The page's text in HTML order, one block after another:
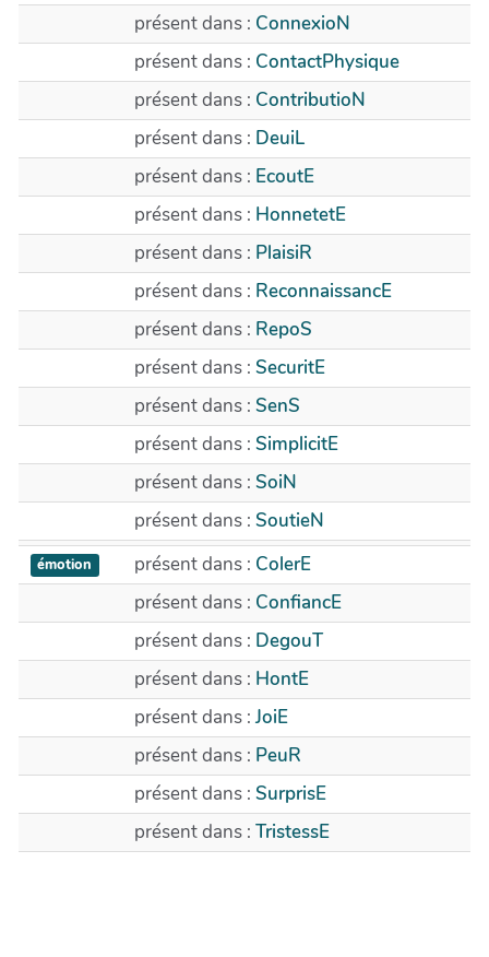
présent dans : ConnexioN
présent dans : ContactPhysique
présent dans : ContributioN
présent dans : DeuiL
présent dans : EcoutE
présent dans : HonnetetE
présent dans : PlaisiR
présent dans : ReconnaissancE
présent dans : RepoS
présent dans : SecuritE
présent dans : SenS
présent dans : SimplicitE
présent dans : SoiN
présent dans : SoutieN
émotion présent dans : ColerE
présent dans : ConfiancE
présent dans : DegouT
présent dans : HontE
présent dans :JoiE
présent dans : PeuR
présent dans : SurprisE
présent dans : TristessE